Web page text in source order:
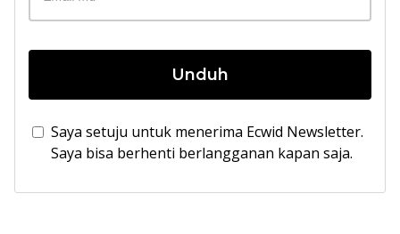
Unduh
Saya setuju untuk menerima Ecwid Newsletter.
Saya bisa berhenti berlangganan kapan saja.